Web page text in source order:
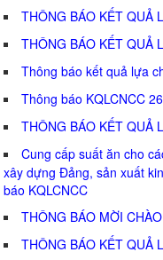
THÔNG BÁO KẾT QUẢ
THÔNG BÁO KẾT QUẢ
Thông báo kết quả lựa
Thông báo KQLCNCC
THÔNG BÁO KẾT QUẢ
Cung cấp suất ăn cho
xây dựng Đảng, sản xuất
báo KQLCNCC
THÔNG BÁO MỜI
THÔNG BÁO KẾT QUẢ